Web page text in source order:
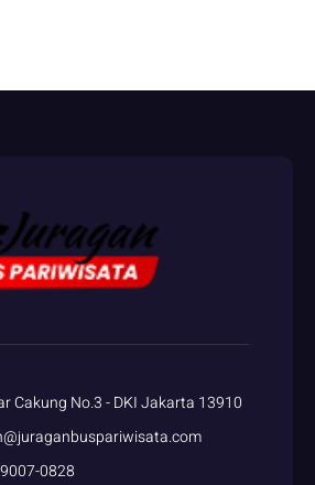
Cakung No.3 - DKI Jakarta 13910
0828